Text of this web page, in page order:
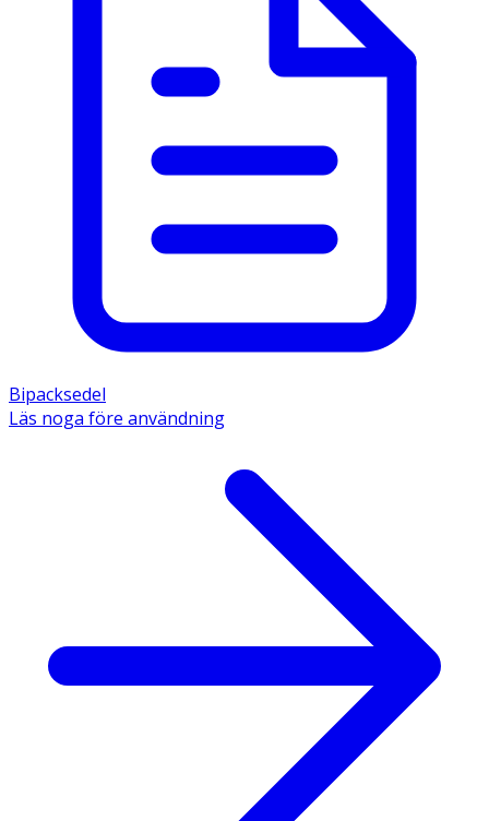
Bipacksedel
Läs noga före användning